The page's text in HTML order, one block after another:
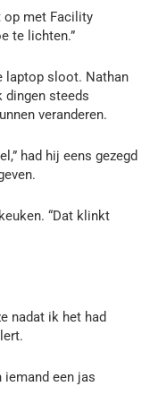
met Facility
te lichten.”
laptop sloot. Nathan
dingen steeds
veranderen.
had hij eens gezegd
“Dat klinkt
nadat ik het had
iemand een jas